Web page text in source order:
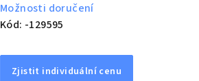
Možnosti doručení
Kód: -129595
Zjistit individuální cenu